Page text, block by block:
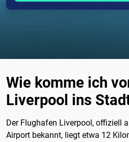
Wie komme ich
Liverpool ins
Der Flughafen Liverpool, offiziell
Airport bekannt, liegt etwa 12